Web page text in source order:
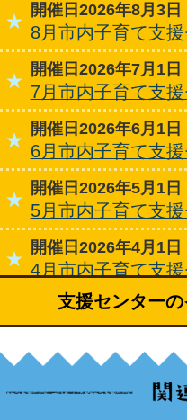
開催日2026年8月3日
8月市内子育て支
開催日2026年7月1日
7月市内子育て支
開催日2026年6月1日
6月市内子育て支
開催日2026年5月1日
5月市内子育て支
開催日2026年4月1日
4月市内子育て支
開催日2026年3月1日
3月市内子育て支
開催日2026年2月1日
2月市内子育て支
支援センター